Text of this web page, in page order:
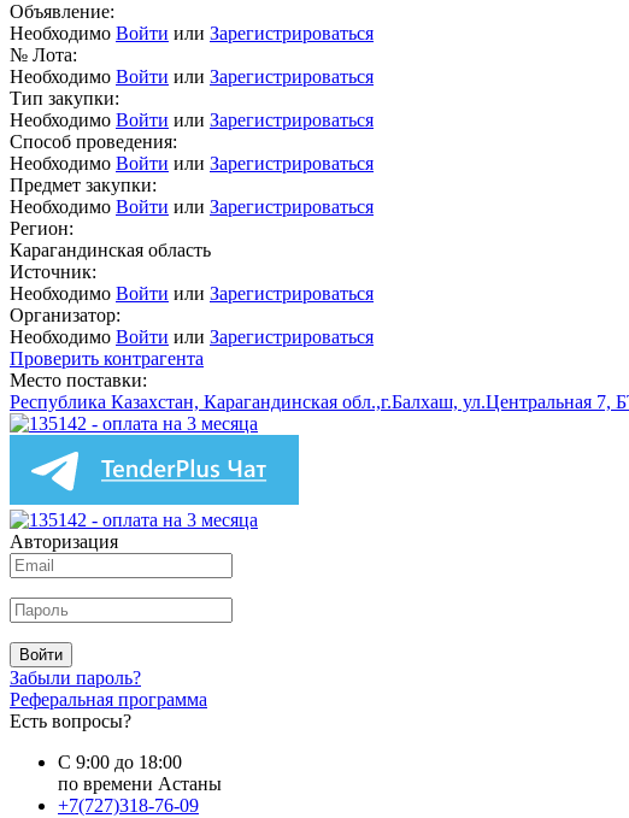
Объявление:
Необходимо Войти или Зарегистрироваться
№ Лота:
Необходимо Войти или Зарегистрироваться
Тип закупки:
Необходимо Войти или Зарегистрироваться
Способ проведения:
Необходимо Войти или Зарегистрироваться
Предмет закупки:
Необходимо Войти или Зарегистрироваться
Регион:
Карагандинская область
Источник:
Необходимо Войти или Зарегистрироваться
Организатор:
Необходимо Войти или Зарегистрироваться
Проверить контрагента
Место поставки:
Республика Казахстан, Карагандинская обл.,г.Балхаш, ул.Центральная
Авторизация
Войти
Забыли пароль?
Реферальная программа
Есть вопросы?
С 9:00 до 18:00
по времени Астаны
+7(727)318-76-09